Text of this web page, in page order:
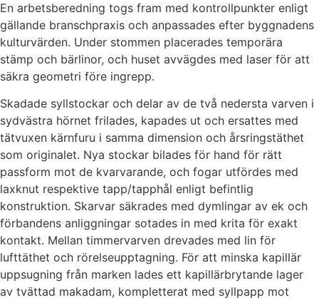
En arbetsberedning togs fram med kontrollpunkter enligt
gällande branschpraxis och anpassades efter byggnadens
kulturvärden. Under stommen placerades temporära
stämp och bärlinor, och huset avvägdes med laser för att
säkra geometri före ingrepp.
Skadade syllstockar och delar av de två nedersta varven i
sydvästra hörnet frilades, kapades ut och ersattes med
tätvuxen kärnfuru i samma dimension och årsringstäthet
som originalet. Nya stockar bilades för hand för rätt
passform mot de kvarvarande, och fogar utfördes med
laxknut respektive tapp/tapphål enligt befintlig
konstruktion. Skarvar säkrades med dymlingar av ek och
förbandens anliggningar sotades in med krita för exakt
kontakt. Mellan timmervarven drevades med lin för
lufttäthet och rörelseupptagning. För att minska kapillär
uppsugning från marken lades ett kapillärbrytande lager
av tvättad makadam, kompletterat med syllpapp mot